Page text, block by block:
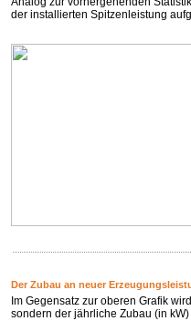
der installierten Spitzenleistung
Der Zubau an neuer
Im Gegensatz zur oberen Grafik
sondern der jährliche Zubau (in